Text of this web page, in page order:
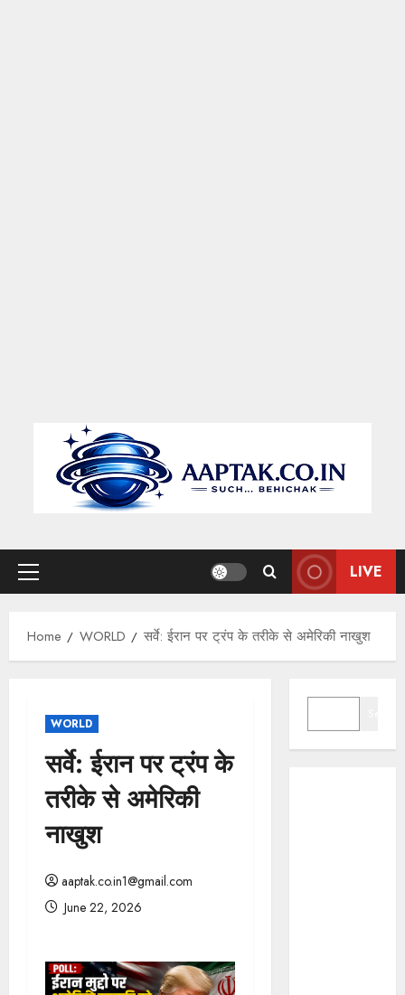
Primary
LIVE
Home WORLD सर्वे: ईरान पर ट्रंप के तरीके से अमेरिकी नाखुश
WORLD
सर्वे: ईरान पर ट्रंप के
तरीके से अमेरिकी
नाखुश
aaptak.co.in1@gmail.com
June 22, 2026